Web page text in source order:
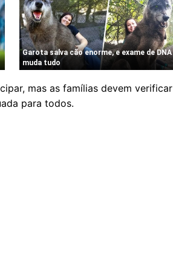
mas as famílias devem verificar
para todos.